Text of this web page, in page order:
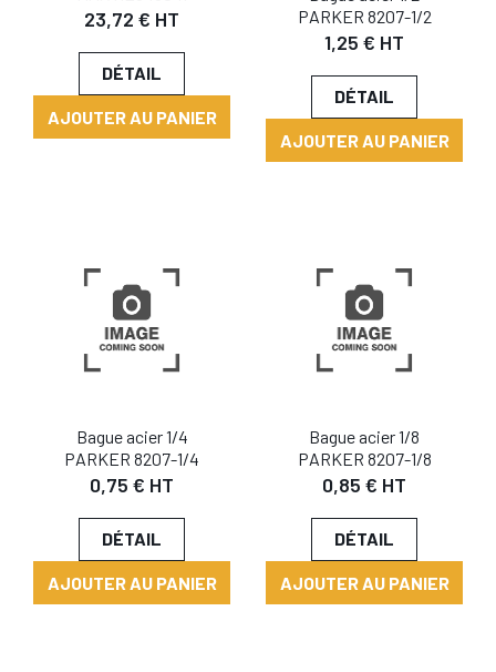
23,72 € HT
DÉTAIL
AJOUTER AU PANIER
PARKER 8207-1/2
1,25 € HT
DÉTAIL
AJOUTER AU PANIER
Bague acier 1/4
PARKER 8207-1/4
0,75 € HT
DÉTAIL
AJOUTER AU PANIER
Bague acier 1/8
PARKER 8207-1/8
0,85 € HT
DÉTAIL
AJOUTER AU PANIER